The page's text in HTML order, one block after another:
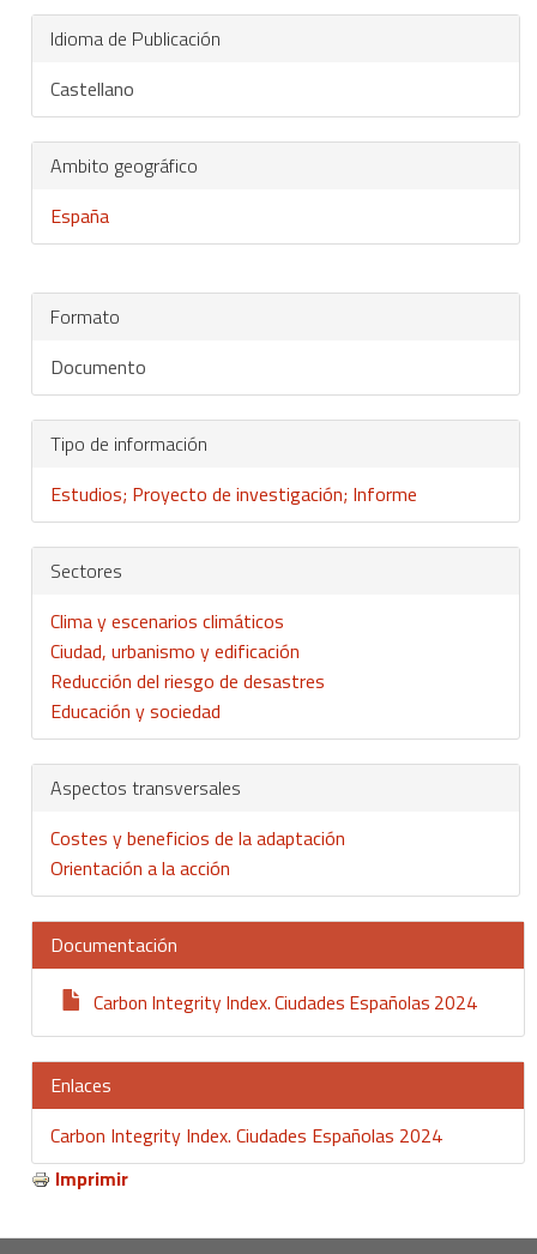
Idioma de Publicación
Castellano
Ambito geográfico
España
Formato
Documento
Tipo de información
Estudios; Proyecto de investigación; Informe
Sectores
Clima y escenarios climáticos
Ciudad, urbanismo y edificación
Reducción del riesgo de desastres
Educación y sociedad
Aspectos transversales
Costes y beneficios de la adaptación
Orientación a la acción
Documentación
Carbon Integrity Index. Ciudades Españolas 2024
Enlaces
Carbon Integrity Index. Ciudades Españolas 2024
Imprimir